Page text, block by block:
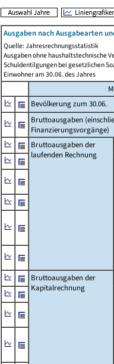
Ausgaben nach Ausgabearten
Quelle: Jahresrechnungsstatistik
Ausgaben ohne haushaltstechnische
Schuldentilgungen bei gesetzlichen
Einwohner am 30.06. des Jahres
Bevölkerung zum 30.06.
Bruttoausgaben
Finanzierungsvorgänge)
Bruttoausgaben der
laufenden Rechnung
Bruttoausgaben der
Kapitalrechnung